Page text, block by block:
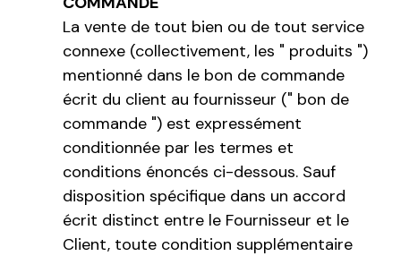
La vente de tout bien ou de tout service
connexe (collectivement, les " produits ")
mentionné dans le bon de commande
écrit du client au fournisseur (" bon de
commande ") est expressément
conditionnée par les termes et
conditions énoncés ci-dessous. Sauf
disposition spécifique dans un accord
écrit distinct entre le Fournisseur et le
Client, toute condition supplémentaire